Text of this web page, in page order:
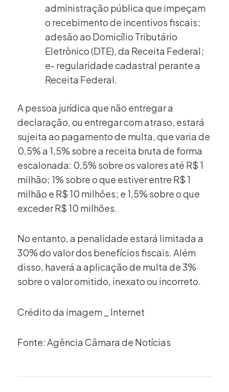
administração pública que impeçam
o recebimento de incentivos fiscais;
adesão ao Domicílio Tributário
Eletrônico (DTE), da Receita Federal;
e- regularidade cadastral perante a
Receita Federal.
A pessoa jurídica que não entregar a
declaração, ou entregar com atraso, estará
sujeita ao pagamento de multa, que varia de
0,5% a 1,5% sobre a receita bruta de forma
escalonada: 0,5% sobre os valores até R$ 1
milhão; 1% sobre o que estiver entre R$ 1
milhão e R$ 10 milhões; e 1,5% sobre o que
exceder R$ 10 milhões.
No entanto, a penalidade estará limitada a
30% do valor dos benefícios fiscais. Além
disso, haverá a aplicação de multa de 3%
sobre o valor omitido, inexato ou incorreto.
Crédito da imagem _ Internet
Fonte: Agência Câmara de Notícias